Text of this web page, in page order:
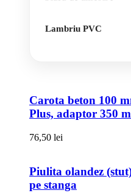
Lambriu PVC
Carota beton 100
Plus, adaptor 350
76,50 lei
Piulita olandez
pe stanga